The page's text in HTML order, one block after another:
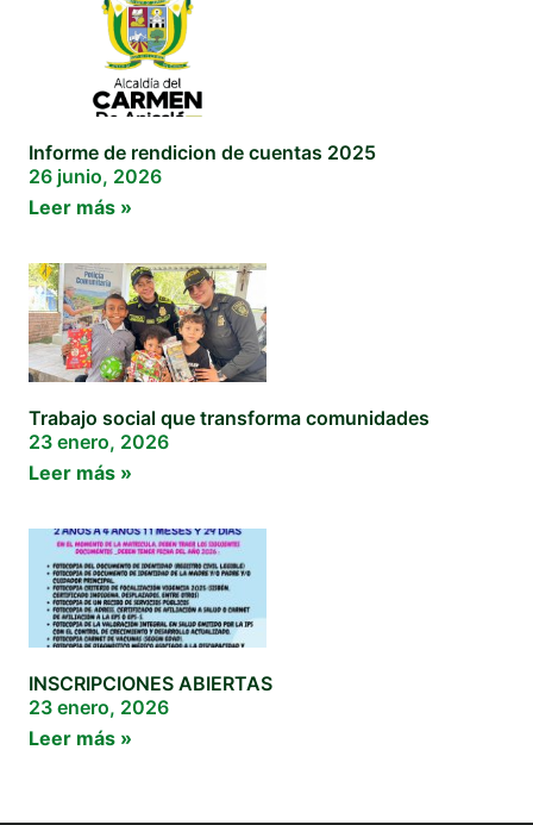
Informe de rendicion de cuentas 2025
26 junio, 2026
Leer más »
Trabajo social que transforma comunidades
23 enero, 2026
Leer más »
INSCRIPCIONES ABIERTAS
23 enero, 2026
Leer más »